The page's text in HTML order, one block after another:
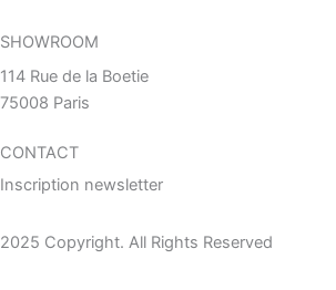
SHOWROOM
114 Rue de la Boetie
75008 Paris
CONTACT
Inscription newsletter
2025 Copyright. All Rights Reserved